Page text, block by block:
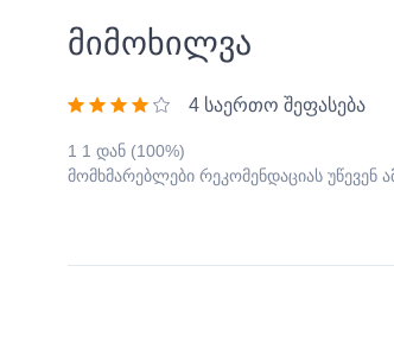
მიმოხილვა
4 საერთო შეფასება
1 1 დან (100%)
მომხმარებლები რეკომენდაციას უწევენ